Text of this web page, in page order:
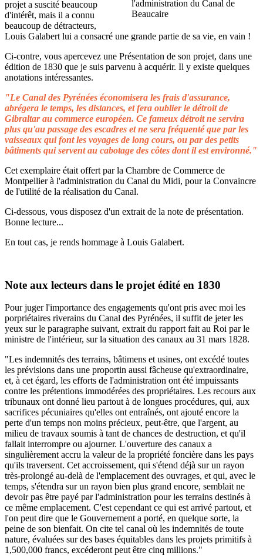
projet a suscité beaucoup
d'intérêt, mais il a connu
beaucoup de détracteurs,
Louis Galabert lui a consacré une grande partie de sa vie, en vain !
Ci-contre, vous apercevez une Présentation de son projet, dans une
édition de 1830 que je suis parvenu à acquérir. Il y existe quelques
anotations intéressantes.
"Le Canal des Pyrénées économisera les frais d'assurance,
abrégera le temps, les distances, et fera oublier le détroit de
Gibraltar au commerce européen. Ce fameux détroit ne servira
plus qu'au passage des escadres et ne sera fréquenté que par les
vaisseaux qui font les voyages de long cours, ou par des petits
bâtiments qui servent au cabotage des côtes dont il est environné."
Cet exemplaire était offert par la Chambre de Commerce de
Montpellier à l'administration du Canal du Midi, pour la Convaincre
de l'utilité de la réalisation du Canal.
Ci-dessous, vous disposez d'un extrait de la note de présentation.
Bonne lecture...
En tout cas, je rends hommage à Louis Galabert.
Note aux lecteurs dans le projet édité en 1830
Pour juger l'importance des engagements qu'ont pris avec moi les
porpriétaires riverains du Canal des Pyrénées, il suffit de jeter les
yeux sur le paragraphe suivant, extrait du rapport fait au Roi par le
ministre de l'intérieur, sur la situation des canaux au 31 mars 1828.
"Les indemnités des terrains, bâtimens et usines, ont excédé toutes
les prévisions dans une proportin aussi fâcheuse qu'extraordinaire,
et, à cet égard, les efforts de l'administration ont été impuissants
contre les prétentions immodérées des propriétaires. Les recours aux
tribunaux ont donné lieu partout à de longues procédures, qui, aux
sacrifices pécuniaires qu'elles ont entraînés, ont ajouté encore la
perte d'un temps non moins précieux, peut-être, que l'argent, au
milieu de travaux soumis à tant de chances de destruction, et qu'il
fallait interrompre ou ajourner. L'ouverture des canaux a
singulièrement accru la valeur de la propriété foncière dans les pays
qu'ils traversent. Cet accroissement, qui s'étend déjà sur un rayon
très-prolongé au-delà de l'emplacement des ouvrages, et qui, avec le
temps, s'étendra sur un rayon bien plus grand encore, semblait ne
devoir pas être payé par l'administration pour les terrains destinés à
ce même emplacement. C'est cependant ce qui est arrivé partout, et
l'on peut dire que le Gouvernement a porté, en quelque sorte, la
peine de son bienfait. On cite tel canal où les indemnités de toute
nature, évaluées sur des bases équitables dans les projets primitifs à
1,500,000 francs, excéderont peut être cinq millions."